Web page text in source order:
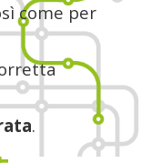
come per
.